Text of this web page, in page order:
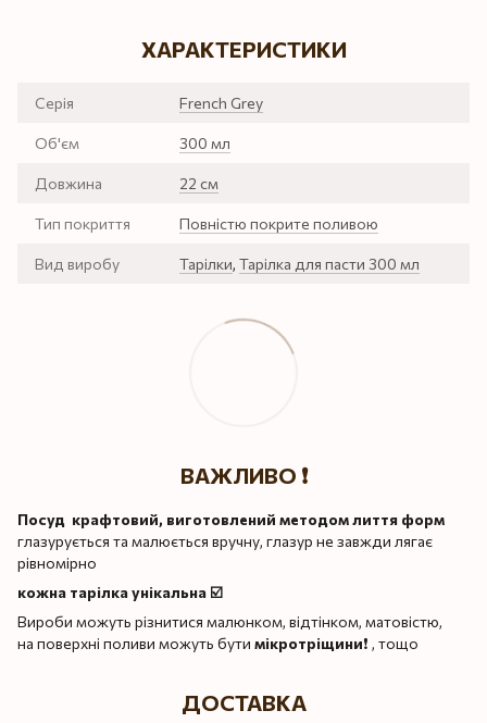
ХАРАКТЕРИСТИКИ
Серія French Grey
Об'єм 300 мл
Довжина 22 см
Тип покриття Повністю покрите поливою
Вид виробу Тарілки, Тарілка для пасти 300 мл
ВАЖЛИВО ❗️
Посуд крафтовий, виготовлений методом лиття форм
глазурується та малюється вручну, глазур не завжди лягає
рівномірно
кожна тарілка унікальна ☑️
Вироби можуть різнитися малюнком, відтінком, матовістю,
на поверхні поливи можуть бути мікротріщини❗️ , тощо
ДОСТАВКА